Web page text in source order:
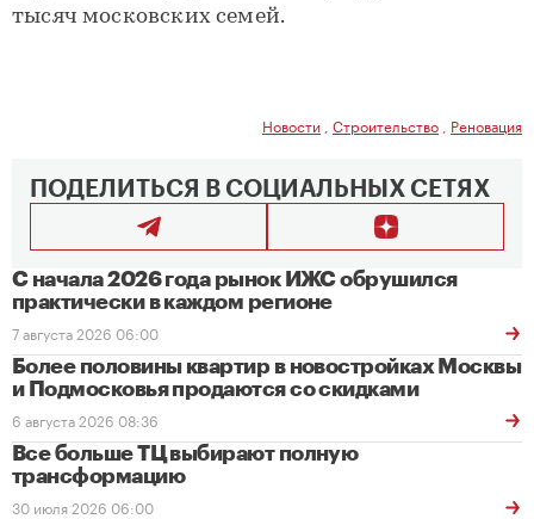
тысяч московских семей.
Новости Строительство Реновация
ПОДЕЛИТЬСЯ В СОЦИАЛЬНЫХ СЕТЯХ
С начала 2026 года рынок ИЖС обрушился
практически в каждом регионе
7 августа 2026 06:00
Более половины квартир в новостройках Москвы
и Подмосковья продаются со скидками
6 августа 2026 08:36
Все больше ТЦ выбирают полную
трансформацию
30 июля 2026 06:00